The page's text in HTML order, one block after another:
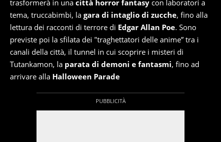
trasformerà in una città horror fantasy con laboratori a
tema, truccabimbi, la gara di intaglio di zucche, fino alla
lettura dei racconti di terrore di Edgar Allan Poe. Sono
previste poi la sfilata dei "traghettatori delle anime” tra i
canali della città, il tunnel in cui scoprire i misteri di
Tutankamon, la parata di demoni e fantasmi, fino ad
arrivare alla Halloween Parade